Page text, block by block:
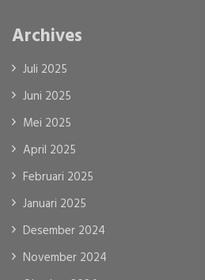
Archives
Juli 2025
Juni 2025
Mei 2025
April 2025
Februari 2025
Januari 2025
Desember 2024
November 2024